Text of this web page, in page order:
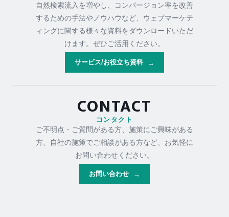
自然検索流入を増やし、コンバージョン率を改善
するための手法やノウハウなど、ウェブマーケテ
ィングに関する様々な資料をダウンロードいただ
けます。ぜひご活用ください。
サービス/お役立ち資料 →
CONTACT
コンタクト
ご不明点・ご質問がある方、施策にご興味がある
方、自社の施策でご相談がある方など、お気軽に
お問い合わせください。
お問い合わせ →